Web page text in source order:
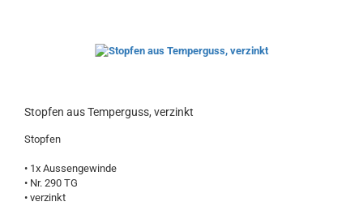
Stopfen aus Temperguss, verzinkt
Stopfen
• 1x Aussengewinde
• Nr. 290 TG
• verzinkt